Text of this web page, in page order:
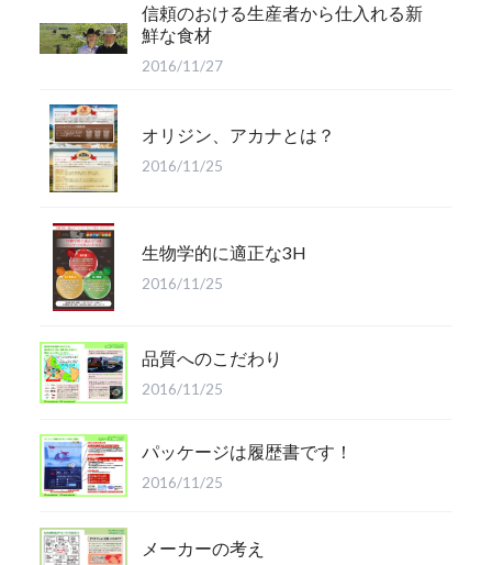
信頼のおける生産者から仕入れる新
鮮な食材
2016/11/27
オリジン、アカナとは？
2016/11/25
生物学的に適正な3H
2016/11/25
品質へのこだわり
2016/11/25
パッケージは履歴書です！
2016/11/25
メーカーの考え